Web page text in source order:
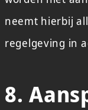
neemt hierbij
regelgeving in
8.